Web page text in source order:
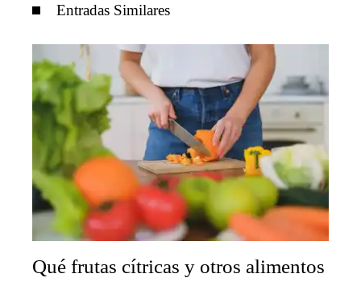
Entradas Similares
Qué frutas cítricas y otros alimentos